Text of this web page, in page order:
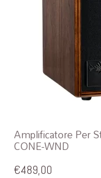
Amplificatore Per
CONE-WND
€489,00